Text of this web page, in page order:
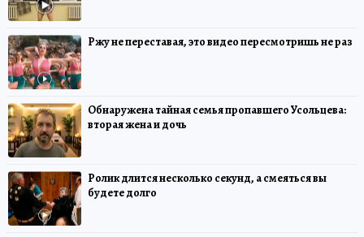
Ржу не переставая, это видео пересмотришь не раз
Обнаружена тайная семья пропавшего Усольцева:
вторая жена и дочь
Ролик длится несколько секунд, а смеяться вы
будете долго